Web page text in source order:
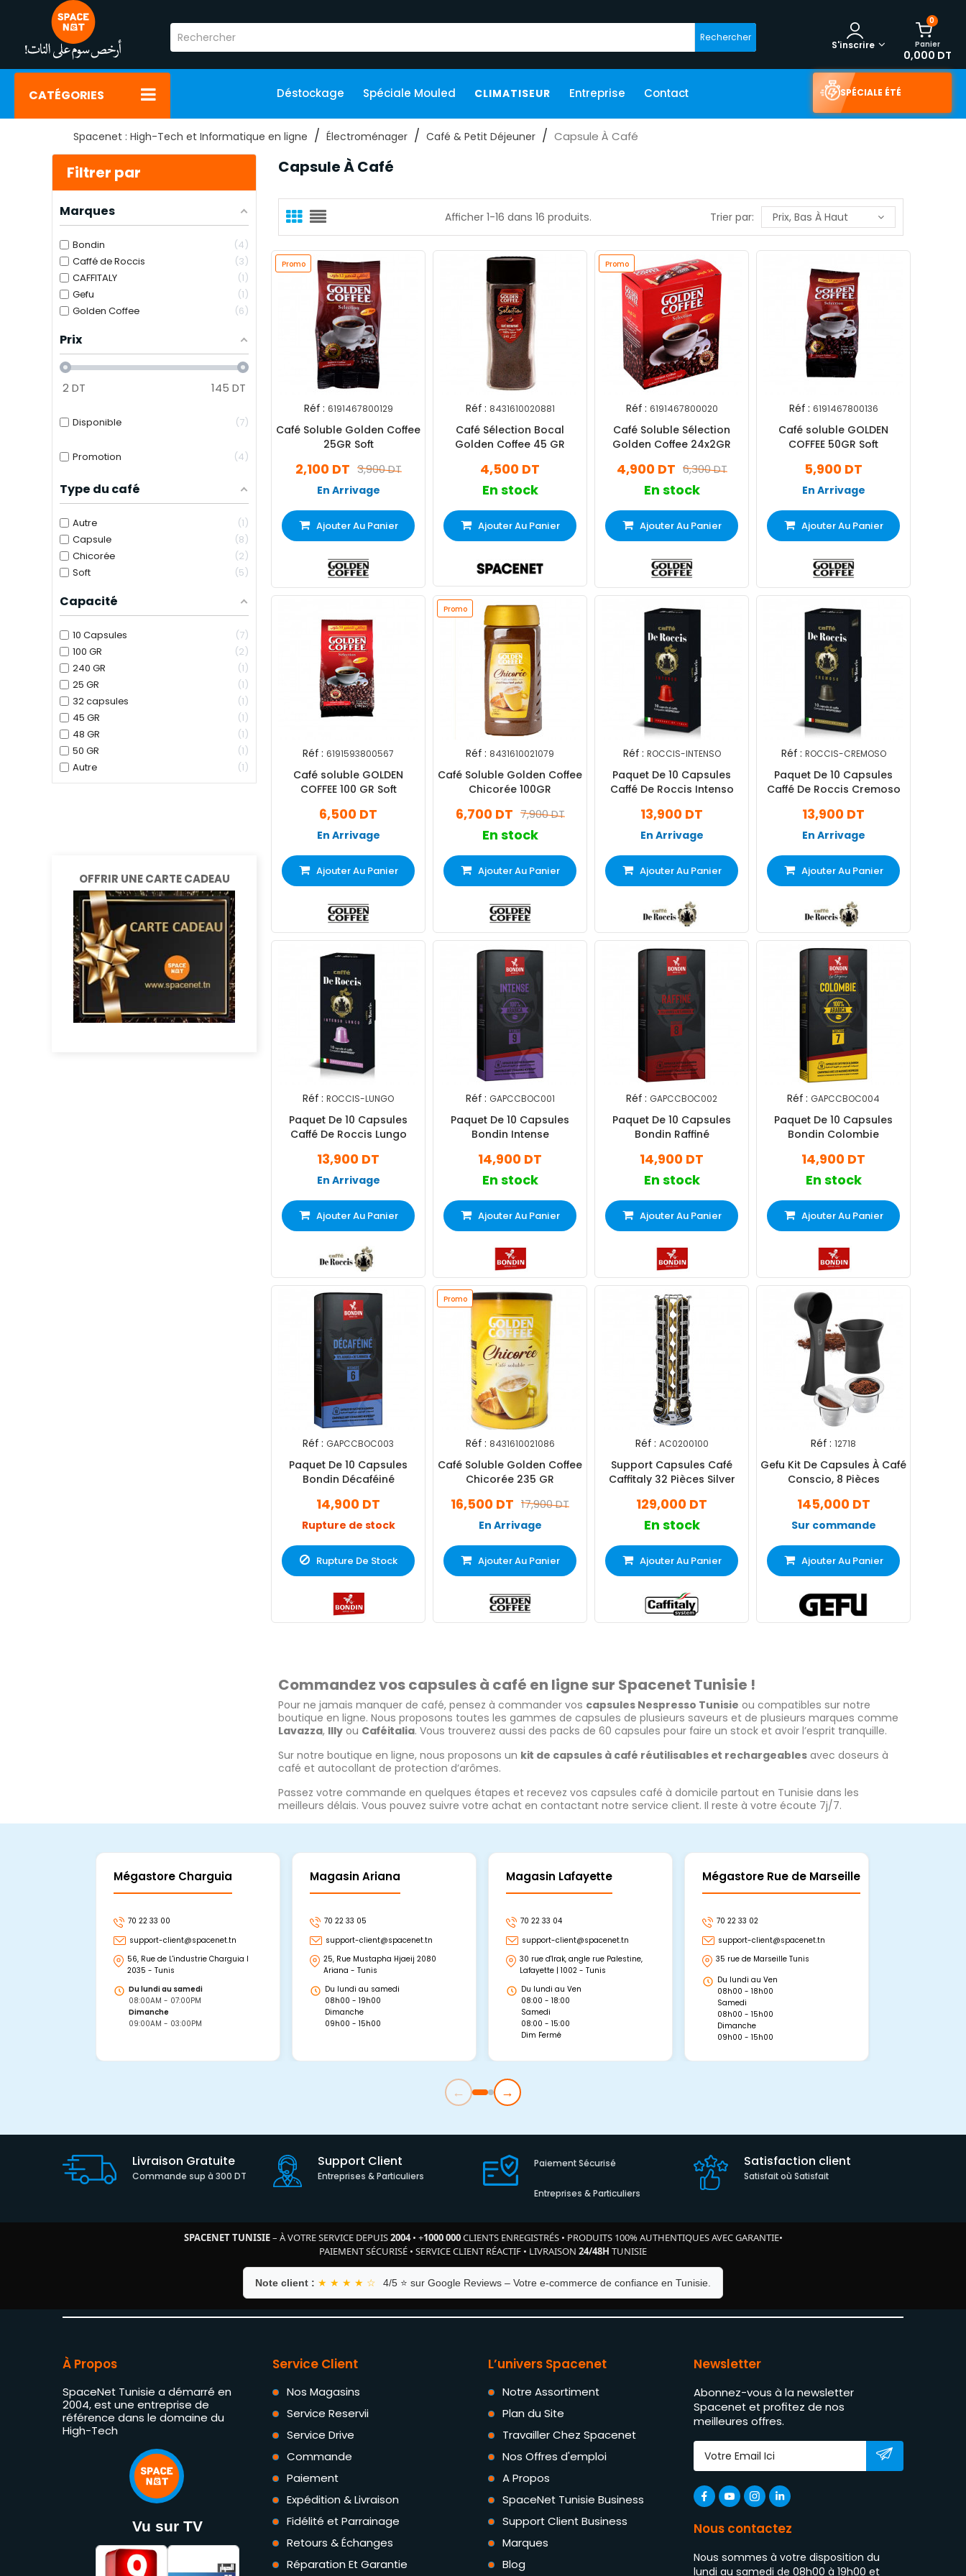
Rechercher
0
Panier
0,000 DT
S'inscrire
CATÉGORIES Déstockage Spéciale Mouled CLIMATISEUR Entreprise Contact SPÉCIALE ÉTÉ
Spacenet : High-Tech et Informatique en ligne Électroménager Café & Petit Déjeuner Capsule À Café
Filtrer par
Marques
Bondin
4
Caffé de Roccis
3
CAFFITALY
1
Gefu
1
Golden Coffee
6
Prix
2 DT 145 DT
Disponible 7
Promotion 4
Type du café
Autre
1
Capsule
8
Chicorée
2
Soft
5
Capacité
10 Capsules
7
100 GR
2
240 GR
1
25 GR
1
32 capsules
1
45 GR
1
48 GR
1
50 GR
1
Autre
1
OFFRIR UNE CARTE CADEAU
Capsule À Café
Afficher 1-16 dans 16 produits. Trier par: Prix, Bas À Haut
Promo
Réf : 6191467800129
Café Soluble Golden Coffee
25GR Soft
3,900 DT
2,100 DT
En Arrivage
Ajouter Au Panier
Réf : 8431610020881
Café Sélection Bocal
Golden Coffee 45 GR
4,500 DT
En stock
Ajouter Au Panier
Promo
Réf : 6191467800020
Café Soluble Sélection
Golden Coffee 24x2GR
6,300 DT
4,900 DT
En stock
Ajouter Au Panier
Réf : 6191467800136
Café soluble GOLDEN
COFFEE 50GR Soft
5,900 DT
En Arrivage
Ajouter Au Panier
Réf : 6191593800567
Café soluble GOLDEN
COFFEE 100 GR Soft
6,500 DT
En Arrivage
Ajouter Au Panier
Promo
Réf : 8431610021079
Café Soluble Golden Coffee
Chicorée 100GR
7,900 DT
6,700 DT
En stock
Ajouter Au Panier
Réf : ROCCIS-INTENSO
Paquet De 10 Capsules
Caffé De Roccis Intenso
13,900 DT
En Arrivage
Ajouter Au Panier
Réf : ROCCIS-CREMOSO
Paquet De 10 Capsules
Caffé De Roccis Cremoso
13,900 DT
En Arrivage
Ajouter Au Panier
Réf : ROCCIS-LUNGO
Paquet De 10 Capsules
Caffé De Roccis Lungo
13,900 DT
En Arrivage
Ajouter Au Panier
Réf : GAPCCBOC001
Paquet De 10 Capsules
Bondin Intense
14,900 DT
En stock
Ajouter Au Panier
Réf : GAPCCBOC002
Paquet De 10 Capsules
Bondin Raffiné
14,900 DT
En stock
Ajouter Au Panier
Réf : GAPCCBOC004
Paquet De 10 Capsules
Bondin Colombie
14,900 DT
En stock
Ajouter Au Panier
Réf : GAPCCBOC003
Paquet De 10 Capsules
Bondin Décaféiné
14,900 DT
Rupture de stock
Rupture De Stock
Promo
Réf : 8431610021086
Café Soluble Golden Coffee
Chicorée 235 GR
17,900 DT
16,500 DT
En Arrivage
Ajouter Au Panier
Réf : AC0200100
Support Capsules Café
Caffitaly 32 Pièces Silver
129,000 DT
En stock
Ajouter Au Panier
Réf : 12718
Gefu Kit De Capsules À Café
Conscio, 8 Pièces
145,000 DT
Sur commande
Ajouter Au Panier
Commandez vos capsules à café en ligne sur Spacenet Tunisie !
Pour ne jamais manquer de café, pensez à commander vos capsules Nespresso Tunisie ou compatibles sur notre
boutique en ligne. Nous proposons toutes les gammes de capsules de plusieurs saveurs et de plusieurs marques comme
Lavazza, Illy ou Caféitalia. Vous trouverez aussi des packs de 60 capsules pour faire un stock et avoir l’esprit tranquille.
Sur notre boutique en ligne, nous proposons un kit de capsules à café réutilisables et rechargeables avec doseurs à
café et autocollant de protection d’arômes.
Passez votre commande en quelques étapes et recevez vos capsules café à domicile partout en Tunisie dans les
meilleurs délais. Vous pouvez suivre votre achat en contactant notre service client. Il reste à votre écoute 7j/7.
Mégastore Charguia
70 22 33 00
support-client@spacenet.tn
56, Rue de L'industrie Charguia I
2035 - Tunis
Du lundi au samedi
08:00AM - 07:00PM
Dimanche
09:00AM - 03:00PM
Magasin Ariana
70 22 33 05
support-client@spacenet.tn
25, Rue Mustapha Hjaeij 2080
Ariana - Tunis
Du lundi au samedi
08h00 - 19h00
Dimanche
09h00 - 15h00
Magasin Lafayette
70 22 33 04
support-client@spacenet.tn
30 rue d'Irak, angle rue Palestine,
Lafayette | 1002 - Tunis
Du lundi au Ven
08:00 - 18:00
Samedi
08:00 - 15:00
Dim Fermé
Mégastore Rue de Marseille
70 22 33 02
support-client@spacenet.tn
35 rue de Marseille Tunis
Du lundi au Ven
08h00 - 18h00
Samedi
08h00 - 15h00
Dimanche
09h00 - 15h00
← →
Livraison Gratuite
Commande sup à 300 DT
Support Client
Entreprises & Particuliers
Paiement Sécurisé
Entreprises & Particuliers
Satisfaction client
Satisfait où Satisfait
SPACENET TUNISIE– À VOTRE SERVICE DEPUIS2004• +1000 000CLIENTS ENREGISTRÉS• PRODUITS 100% AUTHENTIQUES AVEC GARANTIE•
PAIEMENT SÉCURISÉ • SERVICE CLIENT RÉACTIF • LIVRAISON 24/48H TUNISIE
Note client : ★ ★ ★ ★ ☆ 4/5 ⭐ sur Google Reviews – Votre e-commerce de confiance en Tunisie.
À Propos
SpaceNet Tunisie a démarré en
2004, est une entreprise de
référence dans le domaine du
High-Tech
Vu sur TV
Service Client
Nos Magasins
Service Reservii
Service Drive
Commande
Paiement
Expédition & Livraison
Fidélité et Parrainage
Retours & Échanges
Réparation Et Garantie
L’univers Spacenet
Notre Assortiment
Plan du Site
Travailler Chez Spacenet
Nos Offres d'emploi
A Propos
SpaceNet Tunisie Business
Support Client Business
Marques
Blog
Newsletter
Abonnez-vous à la newsletter
Spacenet et profitez de nos
meilleures offres.
Nous contactez
Nous sommes à votre disposition du
lundi au samedi de 08h00 à 19h00 et